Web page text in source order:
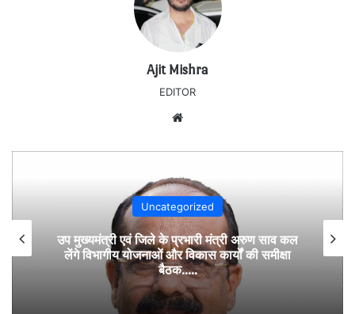
Ajit Mishra
EDITOR
Uncategorized
उप मुख्यमंत्री एवं जिले के प्रभारी मंत्री अरुण साव कल
लेंगे विभागीय योजनाओं और विकास कार्यों की समीक्षा
बैठक…..